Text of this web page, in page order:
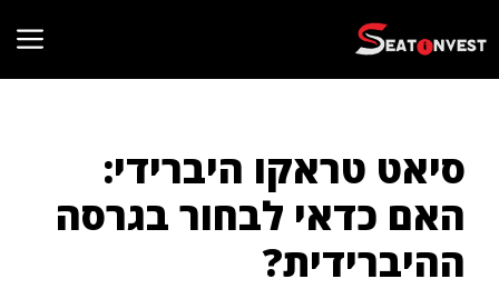
לתוכן
סיאט טראקו היברידי:
האם כדאי לבחור בגרסה
ההיברידית?